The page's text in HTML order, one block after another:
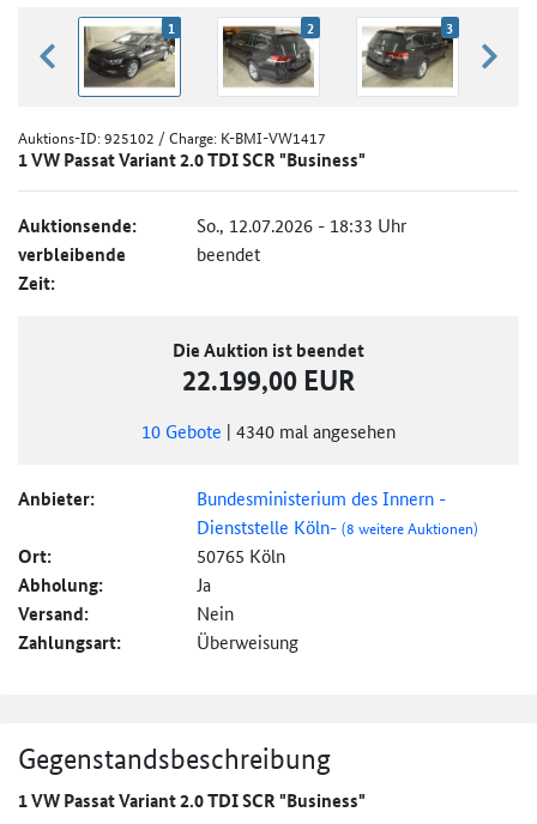
zurück blättern
1 2 3
Auktions-ID:925102 / Charge: K-BMI-VW1417
1 VW Passat Variant 2.0 TDI SCR "Business"
Auktionsende: So., 12.07.2026 - 18:33 Uhr
verbleibende
Zeit:
beendet
Die Auktion ist beendet
22.199,00 EUR
10 Gebote | 4340 mal angesehen
Anbieter:
Bundesministerium des Innern -
Dienststelle Köln-(8 weitere Auktionen)
Ort: 50765 Köln
Abholung: Ja
Versand: Nein
Zahlungsart: Überweisung
Gegenstandsbeschreibung
1 VW Passat Variant 2.0 TDI SCR "Business"